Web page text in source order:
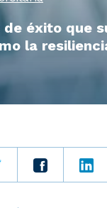
de éxito que
la